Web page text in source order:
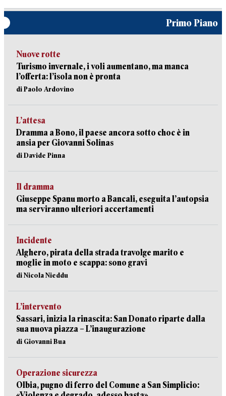
Primo Piano
Nuove rotte
Turismo invernale, i voli aumentano, ma manca
l’offerta: l’isola non è pronta
di Paolo Ardovino
L’attesa
Dramma a Bono, il paese ancora sotto choc è in
ansia per Giovanni Solinas
di Davide Pinna
Il dramma
Giuseppe Spanu morto a Bancali, eseguita l’autopsia
ma serviranno ulteriori accertamenti
Incidente
Alghero, pirata della strada travolge marito e
moglie in moto e scappa: sono gravi
di Nicola Nieddu
L’intervento
Sassari, inizia la rinascita: San Donato riparte dalla
sua nuova piazza – L’inaugurazione
di Giovanni Bua
Operazione sicurezza
Olbia, pugno di ferro del Comune a San Simplicio: